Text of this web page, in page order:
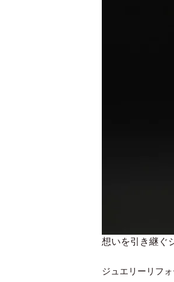
想いを引き継ぐ
ジュエリーリフォ